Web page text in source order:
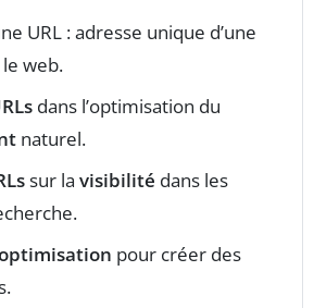
URL : adresse unique d’une
web.
dans l’optimisation du
naturel.
sur la visibilité dans les
pour créer des